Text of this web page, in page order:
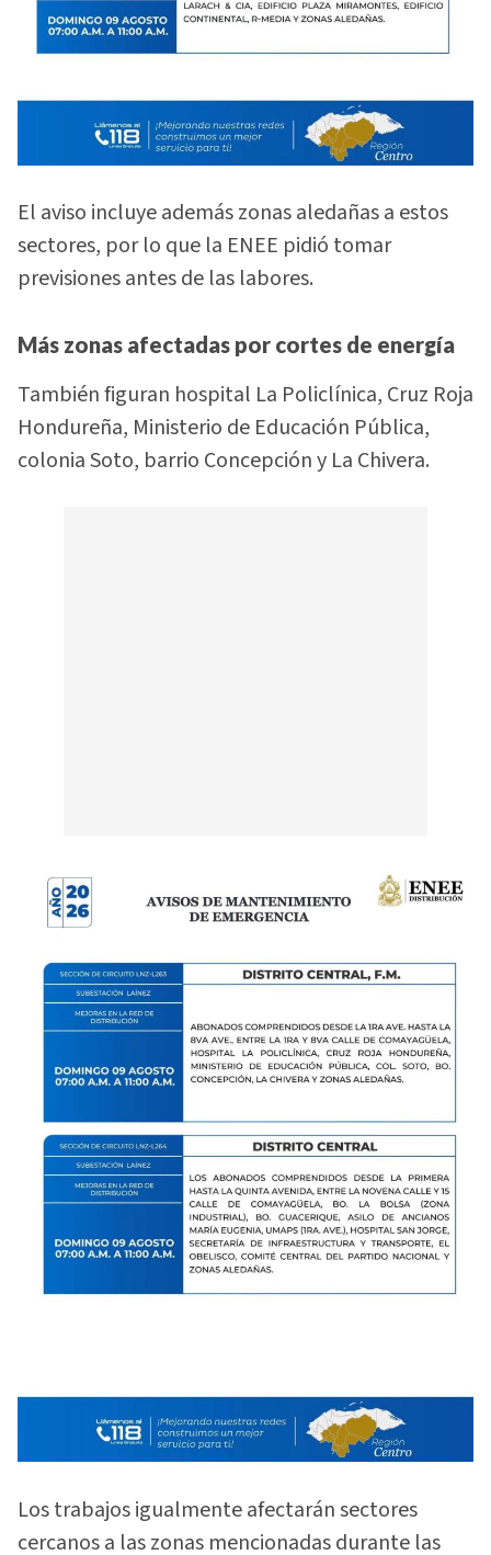
El aviso incluye además zonas aledañas a estos
sectores, por lo que la ENEE pidió tomar
previsiones antes de las labores.
Más zonas afectadas por cortes de energía
También figuran hospital La Policlínica, Cruz Roja
Hondureña, Ministerio de Educación Pública,
colonia Soto, barrio Concepción y La Chivera.
Los trabajos igualmente afectarán sectores
cercanos a las zonas mencionadas durante las